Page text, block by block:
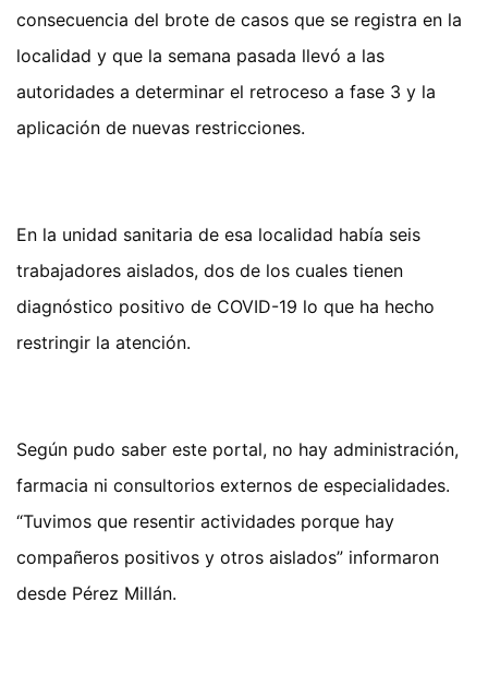
consecuencia del brote de casos que se registra en la
localidad y que la semana pasada llevó a las
autoridades a determinar el retroceso a fase 3 y la
aplicación de nuevas restricciones.
En la unidad sanitaria de esa localidad había seis
trabajadores aislados, dos de los cuales tienen
diagnóstico positivo de COVID-19 lo que ha hecho
restringir la atención.
Según pudo saber este portal, no hay administración,
farmacia ni consultorios externos de especialidades.
“Tuvimos que resentir actividades porque hay
compañeros positivos y otros aislados” informaron
desde Pérez Millán.